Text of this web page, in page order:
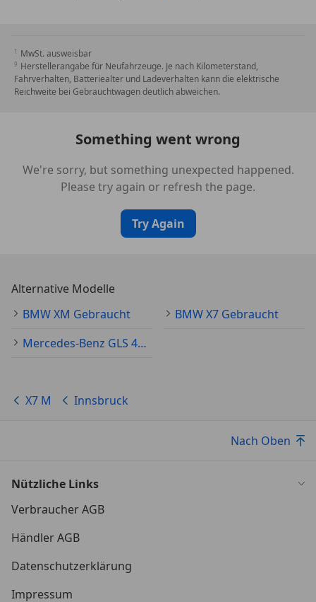
Anhängerkupplung
Dachreling
Elektronische Parkbremse
Gepäckraumabtrennung
Scheinwerferreinigung
Sportpaket
Sportsitze
Luftfederung mit Niveauregelung
Sportdifferential
Start/Stop-Anlage
Scheibenwaschdüsen heizbar
Diebstahlsicherung für Räder
Leder-Instrumententafel / Sensatec
Multifunktions-Sportlenkrad M-Technic
Mittelarmlehne hinten
Sitzreihe
Exterieur
Shadow-Line Hochglanz (erweitert)
Dachreling Shadow-Line
MwSt. ausweisbar
Herstellerangabe für Neufahrzeuge. Je nach Kilometerstand,
Fahrverhalten, Batteriealter und Ladeverhalten kann die elektrische
Reichweite bei Gebrauchtwagen deutlich abweichen.
Something went wrong
We're sorry, but something unexpected happened.
Please try again or refresh the page.
Try Again
Alternative Modelle
BMW XM Gebraucht
BMW X7 Gebraucht
Mercedes-Benz GLS 400 Gebraucht
X7 M Innsbruck
Nach Oben
Nützliche Links
Verbraucher AGB
Händler AGB
Datenschutzerklärung
Impressum